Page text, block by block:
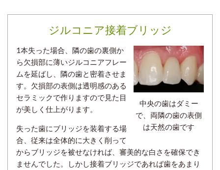
ジルコニア接着ブリッジ
中央の歯はダミー
で、両隣の歯の表側
は天然の歯です
1本失った場合、隣の歯の裏側か
ら欠損部に薄いジルコニアフレー
ムを延ばし、隣の歯と密着させま
す。欠損部の表側は透明感のある
セラミックで作りますので見た目
が美しく仕上がります。
失った歯にブリッジを装着する場
合、従来は全体的に大きく削って
からブリッジを被せなければ、審美的な白さを確保でき
ませんでした。しかし接着ブリッジであれば歯をあまり